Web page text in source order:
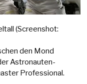
(Screenshot:
den Mond
Astronauten-
Professional.